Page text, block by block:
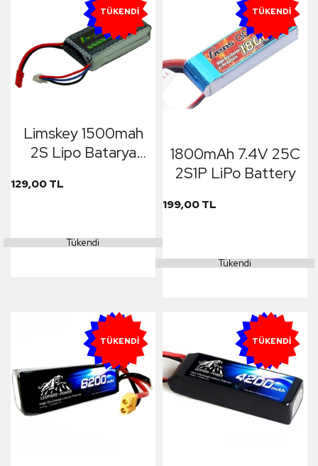
YENI
TÜKENDI
Limskey 1500mah
2S Lipo Batarya
129,00 TL
Tükendi
YENI
TÜKENDI
1800mAh 7.4V 25C
2S1P LiPo Battery
199,00 TL
Tükendi
YENI
TÜKENDI YENI
TÜKENDI